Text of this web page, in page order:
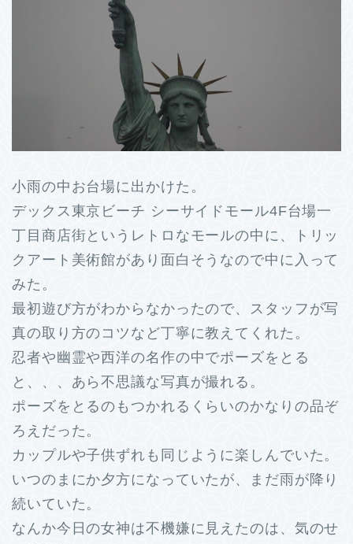
小雨の中お台場に出かけた。
デックス東京ビーチ シーサイドモール4F台場一
丁目商店街というレトロなモールの中に、トリッ
クアート美術館があり面白そうなので中に入って
みた。
最初遊び方がわからなかったので、スタッフが写
真の取り方のコツなど丁寧に教えてくれた。
忍者や幽霊や西洋の名作の中でポーズをとる
と、、、あら不思議な写真が撮れる。
ポーズをとるのもつかれるくらいのかなりの品ぞ
ろえだった。
カップルや子供ずれも同じように楽しんでいた。
いつのまにか夕方になっていたが、まだ雨が降り
続いていた。
なんか今日の女神は不機嫌に見えたのは、気のせ